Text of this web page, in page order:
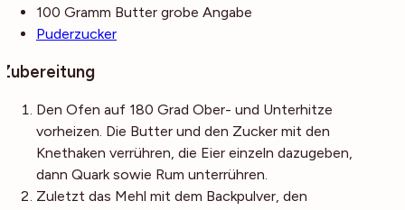
100 Gramm Butter grobe Angabe
Puderzucker
Zubereitung
Den Ofen auf 180 Grad Ober- und Unterhitze
vorheizen. Die Butter und den Zucker mit den
Knethaken verrühren, die Eier einzeln dazugeben,
dann Quark sowie Rum unterrühren.
Zuletzt das Mehl mit dem Backpulver, den